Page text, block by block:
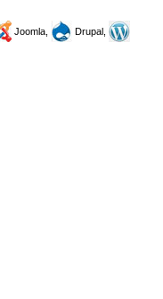
Joomla,
Drupal,